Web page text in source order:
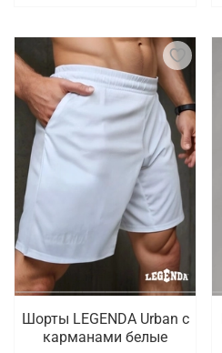
Шорты LEGENDA Urban c
карманами белые